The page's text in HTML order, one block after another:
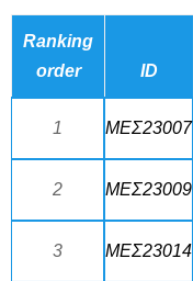
Ranking
order
ID
1 ΜΕΣ23007
2 ΜΕΣ23009
3 ΜΕΣ23014